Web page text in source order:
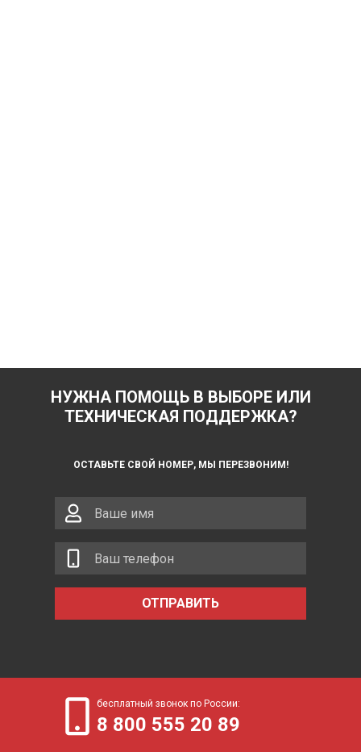
НУЖНА ПОМОЩЬ В ВЫБОРЕ ИЛИ
ТЕХНИЧЕСКАЯ ПОДДЕРЖКА?
ОСТАВЬТЕ СВОЙ НОМЕР, МЫ ПЕРЕЗВОНИМ!
ОТПРАВИТЬ
бесплатный звонок по России:
8 800 555 20 89